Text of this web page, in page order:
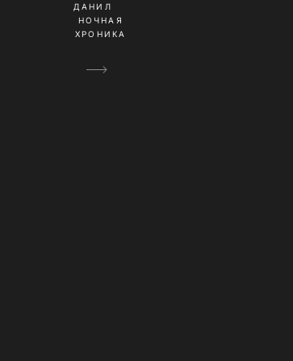
ДАНИЛ
НОЧНАЯ
ХРОНИКА